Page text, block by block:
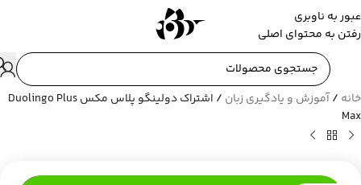
عبور به ناوبری
رفتن به محتوای اصلی
خانه /آموزش و یادگیری زبان /
اشتراک دولینگو پلاس مکس Duolingo Plus
Max